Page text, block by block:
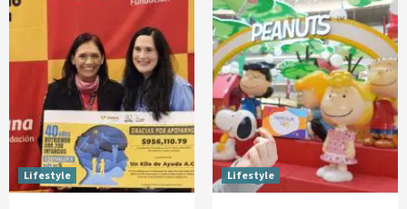
Lifestyle Lifestyle